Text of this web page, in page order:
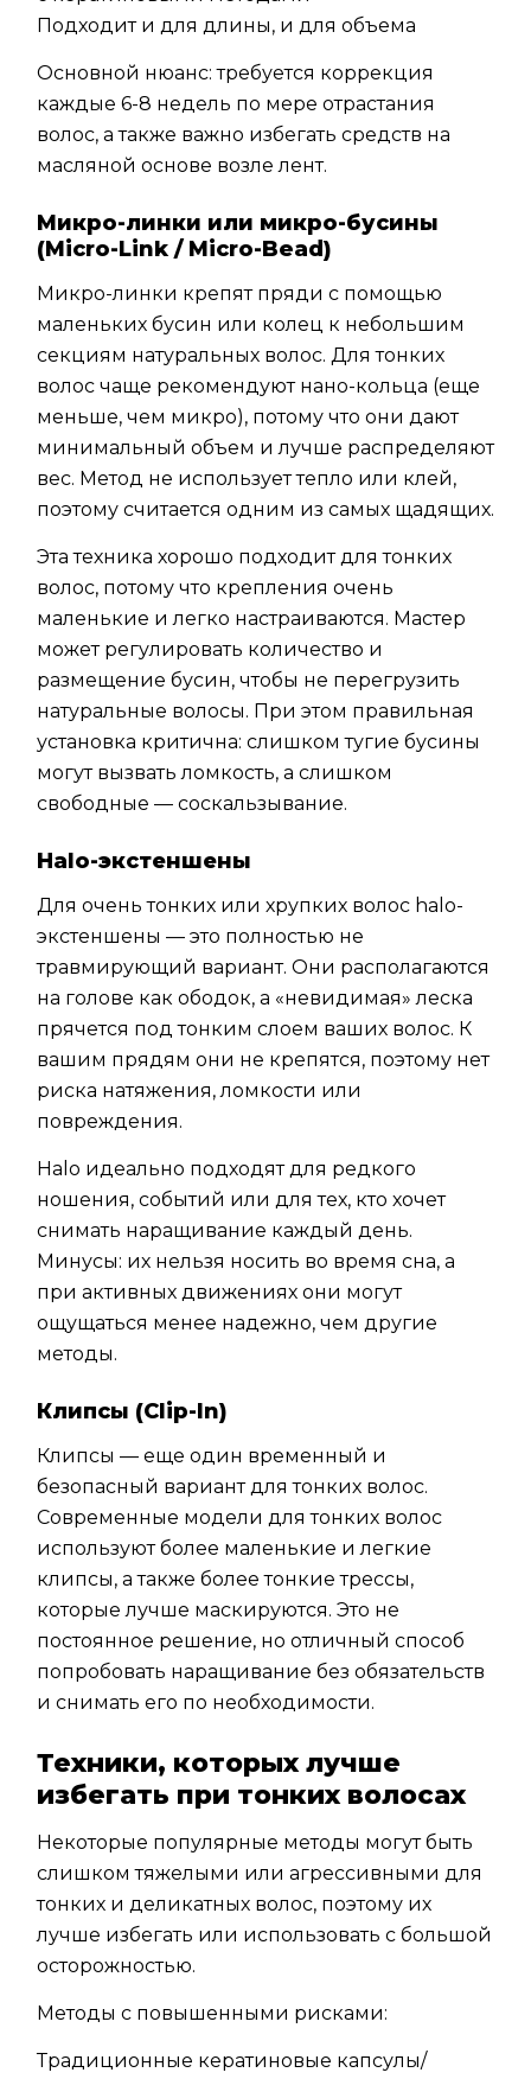
Подходит и для длины, и для объема
Основной нюанс: требуется коррекция
каждые 6-8 недель по мере отрастания
волос, а также важно избегать средств на
масляной основе возле лент.
Микро-линки или микро-бусины
(Micro-Link / Micro-Bead)
Микро-линки крепят пряди с помощью
маленьких бусин или колец к небольшим
секциям натуральных волос. Для тонких
волос чаще рекомендуют нано-кольца (еще
меньше, чем микро), потому что они дают
минимальный объем и лучше распределяют
вес. Метод не использует тепло или клей,
поэтому считается одним из самых щадящих.
Эта техника хорошо подходит для тонких
волос, потому что крепления очень
маленькие и легко настраиваются. Мастер
может регулировать количество и
размещение бусин, чтобы не перегрузить
натуральные волосы. При этом правильная
установка критична: слишком тугие бусины
могут вызвать ломкость, а слишком
свободные — соскальзывание.
Halo-экстеншены
Для очень тонких или хрупких волос halo-
экстеншены — это полностью не
травмирующий вариант. Они располагаются
на голове как ободок, а «невидимая» леска
прячется под тонким слоем ваших волос. К
вашим прядям они не крепятся, поэтому нет
риска натяжения, ломкости или
повреждения.
Halo идеально подходят для редкого
ношения, событий или для тех, кто хочет
снимать наращивание каждый день.
Минусы: их нельзя носить во время сна, а
при активных движениях они могут
ощущаться менее надежно, чем другие
методы.
Клипсы (Clip-In)
Клипсы — еще один временный и
безопасный вариант для тонких волос.
Современные модели для тонких волос
используют более маленькие и легкие
клипсы, а также более тонкие трессы,
которые лучше маскируются. Это не
постоянное решение, но отличный способ
попробовать наращивание без обязательств
и снимать его по необходимости.
Техники, которых лучше
избегать при тонких волосах
Некоторые популярные методы могут быть
слишком тяжелыми или агрессивными для
тонких и деликатных волос, поэтому их
лучше избегать или использовать с большой
осторожностью.
Методы с повышенными рисками:
Традиционные кератиновые капсулы/